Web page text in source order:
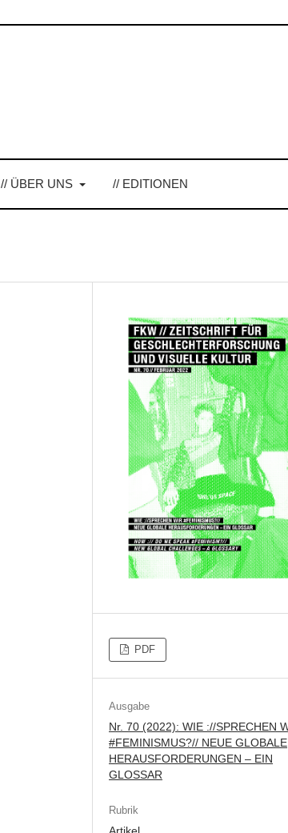
// ÜBER UNS // EDITIONEN
PDF
Ausgabe
Nr. 70 (2022): WIE ://SPRECHEN
#FEMINISMUS?// NEUE GLOBALE
HERAUSFORDERUNGEN – EIN
GLOSSAR
Rubrik